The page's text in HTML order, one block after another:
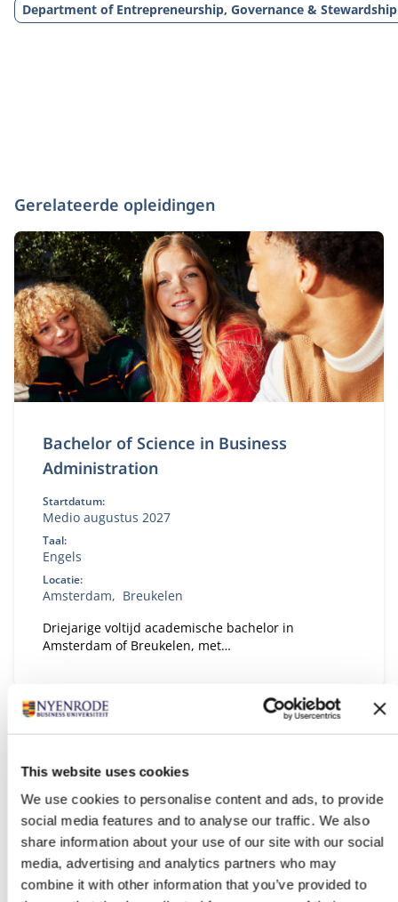
This website uses cookies
We use cookies to personalise content and ads, to provide
social media features and to analyse our traffic. We also
share information about your use of our site with our social
media, advertising and analytics partners who may
combine it with other information that you’ve provided to
Department of Entrepreneurship, Governance & Stewardship
Gerelateerde opleidingen
Bachelor of Science in Business
Administration
Startdatum:
Medio augustus 2027
Taal:
Engels
Locatie:
Amsterdam
Breukelen
Driejarige voltijd academische bachelor in
Amsterdam of Breukelen, met